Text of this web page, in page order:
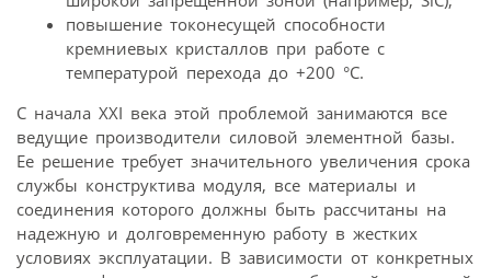
повышение токонесущей способности
кремниевых кристаллов при работе с
температурой перехода до +200 °C.
С начала XXI века этой проблемой занимаются все
ведущие производители силовой элементной базы.
Ее решение требует значительного увеличения срока
службы конструктива модуля, все материалы и
соединения которого должны быть рассчитаны на
надежную и долговременную работу в жестких
условиях эксплуатации. В зависимости от конкретных